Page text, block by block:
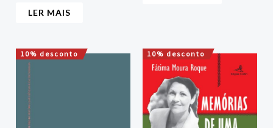
LER MAIS
10% desconto
O
O
10% desconto
O
preço
original
era:
10,00 €.
O
preço
é:
9,00 €.